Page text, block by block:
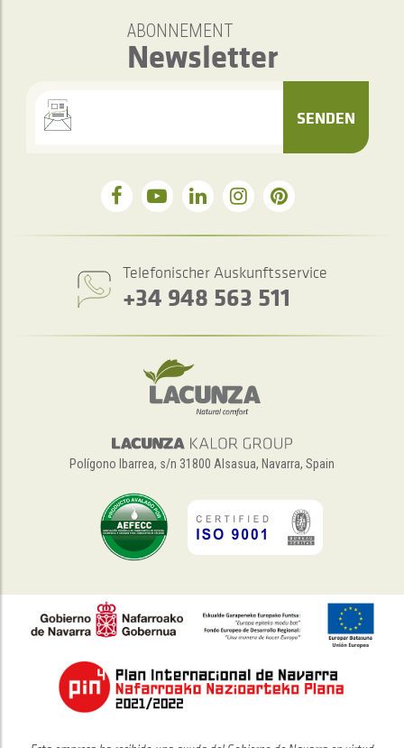
ABONNEMENT
Newsletter
SENDEN
Telefonischer Auskunftsservice
+34 948 563 511
Polígono Ibarrea, s/n 31800 Alsasua, Navarra, Spain